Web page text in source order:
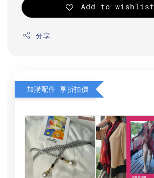
Add to wishlist
分享
加購配件 享折扣價